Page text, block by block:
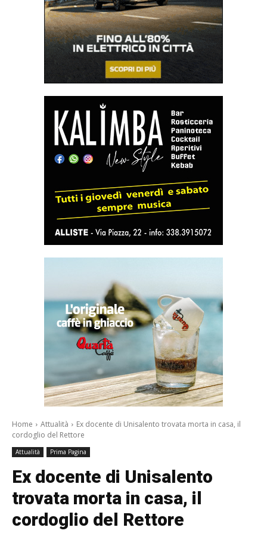
Home Attualità
Ex docente di Unisalento trovata morta in casa, il
cordoglio del Rettore
Attualità Prima Pagina
Ex docente di Unisalento
trovata morta in casa, il
cordoglio del Rettore